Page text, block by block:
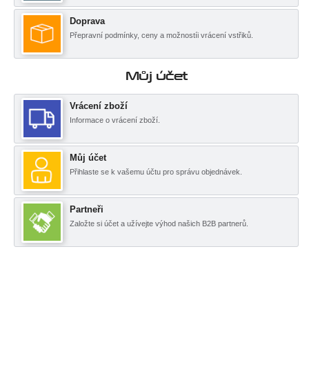
Doprava
Přepravní podmínky, ceny a možnostíi vrácení vstřiků.
Můj účet
Vrácení zboží
Informace o vrácení zboží.
Můj účet
Přihlaste se k vašemu účtu pro správu objednávek.
Partneři
Založte si účet a užívejte výhod našich B2B partnerů.